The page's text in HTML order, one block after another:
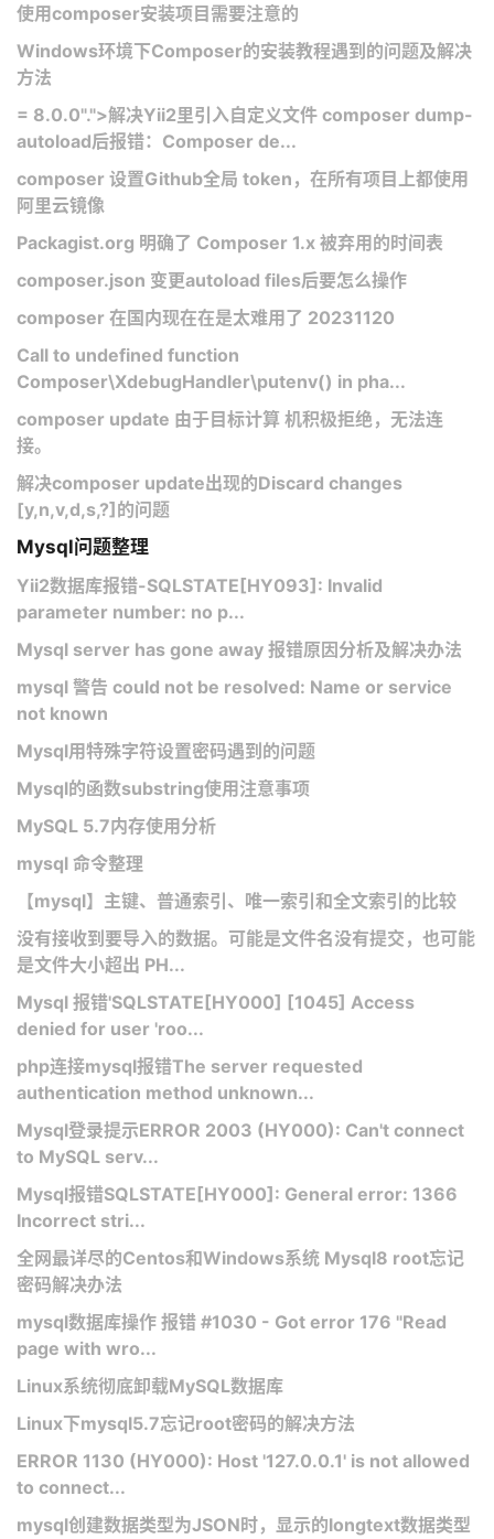
使用composer安装项目需要注意的
Windows环境下Composer的安装教程遇到的问题及解决
方法
= 8.0.0".">解决Yii2里引入自定义文件 composer dump-
autoload后报错：Composer de...
composer 设置Github全局 token，在所有项目上都使用
阿里云镜像
Packagist.org 明确了 Composer 1.x 被弃用的时间表
composer.json 变更autoload files后要怎么操作
composer 在国内现在在是太难用了 20231120
Call to undefined function
Composer\XdebugHandler\putenv() in pha...
composer update 由于目标计算 机积极拒绝，无法连
接。
解决composer update出现的Discard changes
[y,n,v,d,s,?]的问题
Mysql问题整理
Yii2数据库报错-SQLSTATE[HY093]: Invalid
parameter number: no p...
Mysql server has gone away 报错原因分析及解决办法
mysql 警告 could not be resolved: Name or service
not known
Mysql用特殊字符设置密码遇到的问题
Mysql的函数substring使用注意事项
MySQL 5.7内存使用分析
mysql 命令整理
【mysql】主键、普通索引、唯一索引和全文索引的比较
没有接收到要导入的数据。可能是文件名没有提交，也可能
是文件大小超出 PH...
Mysql 报错'SQLSTATE[HY000] [1045] Access
denied for user 'roo...
php连接mysql报错The server requested
authentication method unknown...
Mysql登录提示ERROR 2003 (HY000): Can't connect
to MySQL serv...
Mysql报错SQLSTATE[HY000]: General error: 1366
Incorrect stri...
全网最详尽的Centos和Windows系统 Mysql8 root忘记
密码解决办法
mysql数据库操作 报错 #1030 - Got error 176 "Read
page with wro...
Linux系统彻底卸载MySQL数据库
Linux下mysql5.7忘记root密码的解决方法
ERROR 1130 (HY000): Host '127.0.0.1' is not allowed
to connect...
mysql创建数据类型为JSON时，显示的longtext数据类型